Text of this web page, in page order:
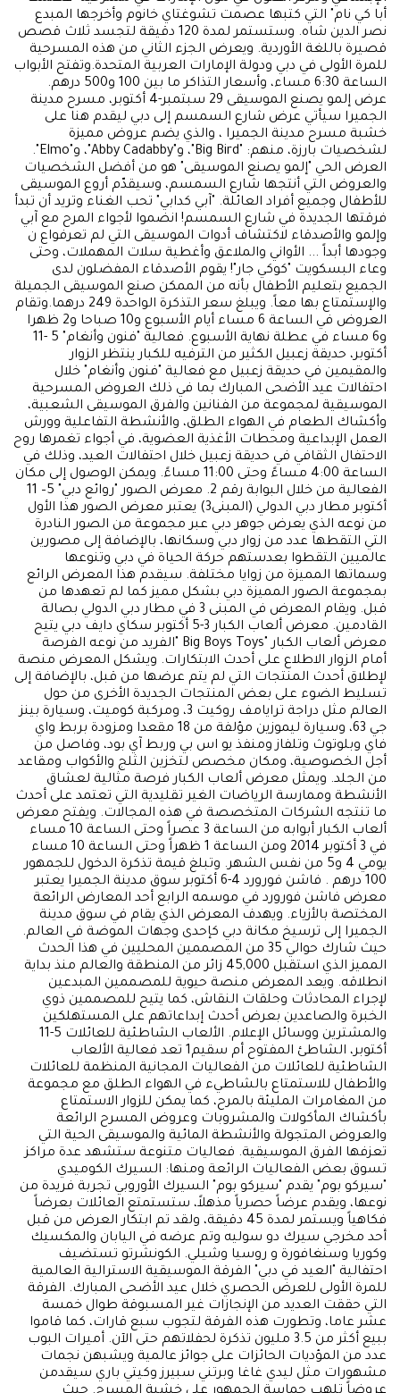
أبا كي نام" التي كتبها عصمت تشوغتاي خانوم وأخرجها المبدع
نصر الدين شاه. وستستمر لمدة 120 دقيقة لتجسد ثلاث قصص
قصيرة باللغة الأوردية. ويعرض الجزء الثاني من هذه المسرحية
للمرة الأولى في دبي ودولة الإمارات العربية المتحدة.وتفتح الأبواب
الساعة 6:30 مساء، وأسعار التذاكر ما بين 100 و500 درهم.
عرض إلمو يصنع الموسيقى 29 سبتمبر-4 أكتوبر، مسرح مدينة
الجميرا سيأتي عرض شارع السمسم إلى دبي ليقدم هنا على
خشبة مسرح مدينة الجميرا ، والذي يضم عروض مميزة
لشخصيات بارزة، منهم: "Big Bird"، و"Abby Cadabby"، و"Elmo".
العرض الحي "إلمو يصنع الموسيقى" هو من أفضل الشخصيات
والعروض التي أنتجها شارع السمسم، وسيقدّم أروع الموسيقى
للأطفال وجميع أفراد العائلة. "آبي كدابي" تحب الغناء وتريد أن تبدأ
فرقتها الجديدة في شارع السمسم! انضموا لأجواء المرح مع آبي
وإلمو والأصدقاء لاكتشاف أدوات الموسيقى التي لم تعرفواع ن
وجودها أبداً ... الأواني والملاعق وأغطية سلات المهملات، وحتى
وعاء البسكويت "كوكي جار"! يقوم الأصدقاء المفضلون لدى
الجميع بتعليم الأطفال بأنه من الممكن صنع الموسيقى الجميلة
والإستمتاع بها معاً. ويبلغ سعر التذكرة الواحدة 249 درهما.وتقام
العروض في الساعة 6 مساء أيام الأسبوع و10 صباحا و2 ظهرا
و6 مساء في عطلة نهاية الأسبوع. فعالية "فنون وأنغام" 5 -11
أكتوبر، حديقة زعبيل الكثير من الترفيه للكبار ينتظر الزوار
والمقيمين في حديقة زعبيل مع فعالية "فنون وأنغام" خلال
احتفالات عيد الأضحى المبارك بما في ذلك العروض المسرحية
الموسيقية لمجموعة من الفنانين والفرق الموسيقى الشعبية،
وأكشاك الطعام في الهواء الطلق، والأنشطة التفاعلية وورش
العمل الإبداعية ومحطات الأغذية العضوية، في أجواء تغمرها روح
الاحتفال الثقافي في حديقة زعبيل خلال احتفالات العيد، وذلك في
الساعة 4:00 مساءً وحتى 11:00 مساءً. ويمكن الوصول إلى مكان
الفعالية من خلال البوابة رقم 2. معرض الصور "روائع دبي" 5– 11
أكتوبر مطار دبي الدولي (المبنى3) يعتبر معرض الصور هذا الأول
من نوعه الذي يعرض جوهر دبي عبر مجموعة من الصور النادرة
التي التقطها عدد من زوار دبي وسكانها، بالإضافة إلى مصورين
عالميين التقطوا بعدستهم حركة الحياة في دبي وتنوعها
وسماتها المميزة من زوايا مختلفة. سيقدم هذا المعرض الرائع
بمجموعة الصور المميزة دبي بشكل مميز كما لم تعهدها من
قبل. ويقام المعرض في المبنى 3 في مطار دبي الدولي بصالة
القادمين. معرض ألعاب الكبار 3-5 أكتوبر سكاي دايف دبي يتيح
معرض ألعاب الكبار "Big Boys Toys "الفريد من نوعه الفرصة
أمام الزوار الاطلاع على أحدث الابتكارات. ويشكل المعرض منصة
لإطلاق أحدث المنتجات التي لم يتم عرضها من قبل، بالإضافة إلى
تسليط الضوء على بعض المنتجات الجديدة الأخرى من حول
العالم مثل دراجة ترايامف روكيت 3، ومركبة كوميت، وسيارة بينز
جي 63، وسيارة ليموزين مؤلفة من 18 مقعدا ومزودة بربط واي
فاي وبلوتوث وتلفاز ومنفذ يو اس بي وربط آي بود، وفاصل من
أجل الخصوصية، ومكان مخصص لتخزين الثلج والأكواب ومقاعد
من الجلد. ويمثل معرض ألعاب الكبار فرصة مثالية لعشاق
الأنشطة وممارسة الرياضات الغير تقليدية التي تعتمد على أحدث
ما تنتجه الشركات المتخصصة في هذه المجالات. ويفتح معرض
ألعاب الكبار أبوابه من الساعة 3 عصراً وحتى الساعة 10 مساء
في 3 أكتوبر 2014 ومن الساعة 1 ظهراً وحتى الساعة 10 مساء
يومي 4 و5 من نفس الشهر. وتبلغ قيمة تذكرة الدخول للجمهور
100 درهم . فاشن فورورد 4-6 أكتوبر سوق مدينة الجميرا يعتبر
معرض فاشن فورورد في موسمه الرابع أحد المعارض الرائعة
المختصة بالأزياء. ويهدف المعرض الذي يقام في سوق مدينة
الجميرا إلى ترسيخ مكانة دبي كإحدى وجهات الموضة في العالم.
حيث شارك حوالي 35 من المصممين المحليين في هذا الحدث
المميز الذي استقبل 45,000 زائر من المنطقة والعالم منذ بداية
انطلاقه. ويعد المعرض منصة حيوية للمصممين المبدعين
لإجراء المحادثات وحلقات النقاش، كما يتيح للمصممين ذوي
الخبرة والصاعدين بعرض أحدث إبداعاتهم على المستهلكين
والمشترين ووسائل الإعلام. الألعاب الشاطئية للعائلات 5-11
أكتوبر، الشاطئ المفتوح أم سقيم1 تعد فعالية الألعاب
الشاطئية للعائلات من الفعاليات المجانية المنظمة للعائلات
والأطفال للاستمتاع بالشاطيء في الهواء الطلق مع مجموعة
من المغامرات المليئة بالمرح، كما يمكن للزوار الاستمتاع
بأكشاك المأكولات والمشروبات وعروض المسرح الرائعة
والعروض المتجولة والأنشطة المائية والموسيقى الحية التي
تعزفها الفرق الموسيقية. فعاليات متنوعة ستشهد عدة مراكز
تسوق بعض الفعاليات الرائعة ومنها: السيرك الكوميدي
"سيركو بوم" يقدم "سيركو بوم" السيرك الأوروبي تجربة فريدة من
نوعها، ويقدم عرضاً حصرياً مذهلاً، ستستمتع العائلات بعرضاً
فكاهياً ويستمر لمدة 45 دقيقة، ولقد تم ابتكار العرض من قبل
أحد مخرجي سيرك دو سوليه وتم عرضه في اليابان والمكسيك
وكوريا وسنغافورة و روسيا وشيلي. الكونشرتو تستضيف
احتفالية "العيد في دبي" الفرقة الموسيقية الاسترالية العالمية
للمرة الأولى للعرض الحصري خلال عيد الأضحى المبارك. الفرقة
التي حققت العديد من الإنجازات غير المسبوقة طوال خمسة
عشر عاما، وتطورت هذه الفرقة لتجوب سبع قارات، كما قاموا
ببيع أكثر من 3.5 مليون تذكرة لحفلاتهم حتى الآن. أميرات البوب
عدد من المؤديات الحائزات على جوائز عالمية ويشبهن نجمات
مشهورات مثل ليدي غاغا وبرتني سبيرز وكيتي باري سيقدمن